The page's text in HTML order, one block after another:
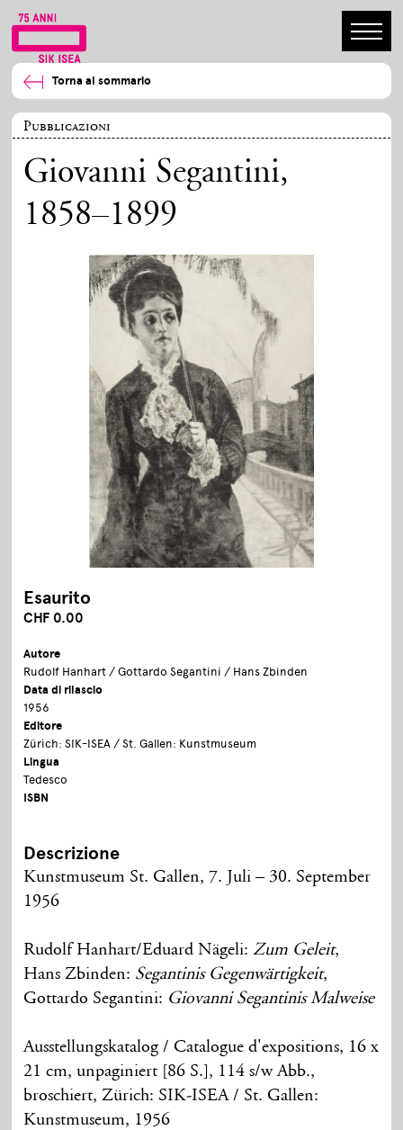
Torna al sommario
Pubblicazioni
Giovanni Segantini,
1858–1899
Esaurito
CHF 0.00
Autore
Rudolf Hanhart / Gottardo Segantini / Hans Zbinden
Data di rilascio
1956
Editore
Zürich: SIK-ISEA / St. Gallen: Kunstmuseum
Lingua
Tedesco
ISBN
Descrizione
Kunstmuseum St. Gallen, 7. Juli – 30. September
1956
Rudolf Hanhart/Eduard Nägeli:Zum Geleit,
Hans Zbinden: Segantinis Gegenwärtigkeit,
Gottardo Segantini: Giovanni Segantinis Malweise
Ausstellungskatalog / Catalogue d'expositions, 16 x
21 cm, unpaginiert [86 S.], 114 s/w Abb.,
broschiert, Zürich: SIK-ISEA / St. Gallen:
Kunstmuseum, 1956